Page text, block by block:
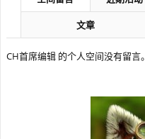
文章
CH首席编辑 的个人空间没有留言。